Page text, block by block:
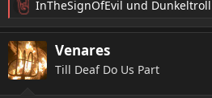
R
e
a
k
t
InTheSignOfEvil und Dunkeltroll
Venares
Till Deaf Do Us Part